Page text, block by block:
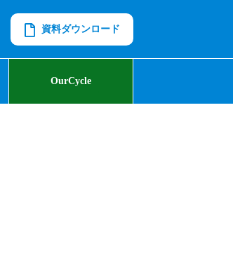
資料ダウンロード
OurCycle